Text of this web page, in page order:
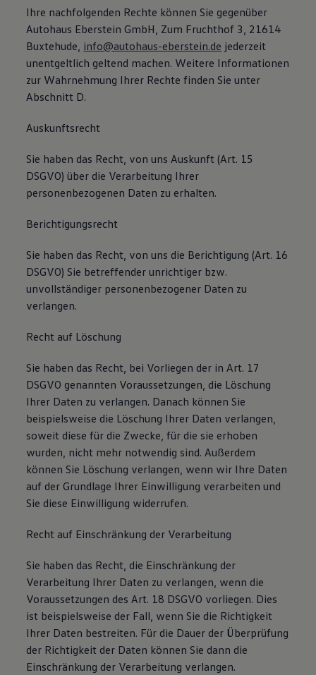
Ihre nachfolgenden Rechte können Sie gegenüber
Autohaus Eberstein GmbH, Zum Fruchthof 3, 21614
Buxtehude, info@autohaus-eberstein.de jederzeit
unentgeltlich geltend machen. Weitere Informationen
zur Wahrnehmung Ihrer Rechte finden Sie unter
Abschnitt D.
Auskunftsrecht
Sie haben das Recht, von uns Auskunft (Art. 15
DSGVO) über die Verarbeitung Ihrer
personenbezogenen Daten zu erhalten.
Berichtigungsrecht
Sie haben das Recht, von uns die Berichtigung (Art. 16
DSGVO) Sie betreffender unrichtiger bzw.
unvollständiger personenbezogener Daten zu
verlangen.
Recht auf Löschung
Sie haben das Recht, bei Vorliegen der in Art. 17
DSGVO genannten Voraussetzungen, die Löschung
Ihrer Daten zu verlangen. Danach können Sie
beispielsweise die Löschung Ihrer Daten verlangen,
soweit diese für die Zwecke, für die sie erhoben
wurden, nicht mehr notwendig sind. Außerdem
können Sie Löschung verlangen, wenn wir Ihre Daten
auf der Grundlage Ihrer Einwilligung verarbeiten und
Sie diese Einwilligung widerrufen.
Recht auf Einschränkung der Verarbeitung
Sie haben das Recht, die Einschränkung der
Verarbeitung Ihrer Daten zu verlangen, wenn die
Voraussetzungen des Art. 18 DSGVO vorliegen. Dies
ist beispielsweise der Fall, wenn Sie die Richtigkeit
Ihrer Daten bestreiten. Für die Dauer der Überprüfung
der Richtigkeit der Daten können Sie dann die
Einschränkung der Verarbeitung verlangen.